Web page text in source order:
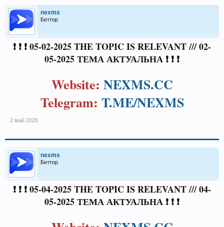
nexms
Беттор
❗ ❗ ❗ 05-02-2025 THE TOPIC IS RELEVANT /// 02-
05-2025 ТЕМА АКТУАЛЬНА ❗ ❗ ❗
Website: NEXMS.CC
Telegram: T.ME/NEXMS
2 май 2025
nexms
Беттор
❗ ❗ ❗ 05-04-2025 THE TOPIC IS RELEVANT /// 04-
05-2025 ТЕМА АКТУАЛЬНА ❗ ❗ ❗